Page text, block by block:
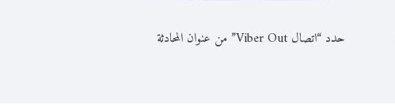
حدد “اتصال Viber Out” من عنوان المحادثة